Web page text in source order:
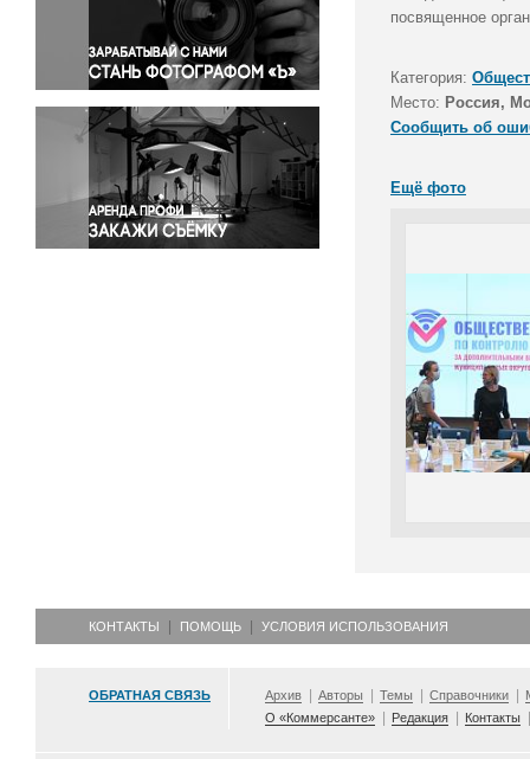
Правосудие
Происшествия и конфликты
Религия
Светская жизнь
Спорт
Экология
Экономика и бизнес
посвященное
Категория:
Место: Россия,
Сообщить об
Ещё фото
КОНТАКТЫ ПОМОЩЬ УСЛОВИЯ ИСПОЛЬЗОВАНИЯ
ОБРАТНАЯ СВЯЗЬ Архив Авторы Темы Справочники
О «Коммерсанте»
Редакция Контакты